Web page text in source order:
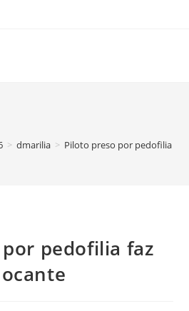
> dmarilia > Piloto preso por pedofilia
pedofilia faz